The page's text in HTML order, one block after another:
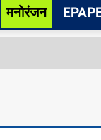
मनोरंजन